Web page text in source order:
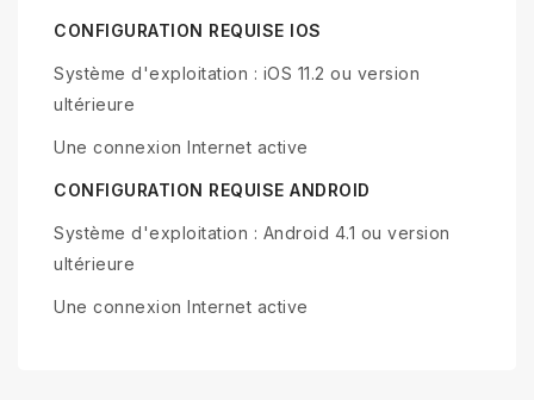
CONFIGURATION REQUISE IOS
Système d'exploitation : iOS 11.2 ou version
ultérieure
Une connexion Internet active
CONFIGURATION REQUISE ANDROID
Système d'exploitation : Android 4.1 ou version
ultérieure
Une connexion Internet active